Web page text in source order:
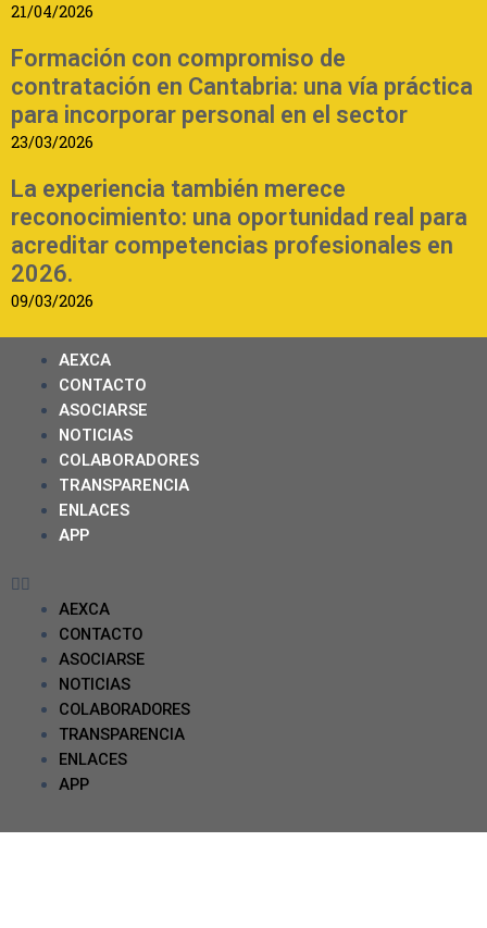
21/04/2026
Formación con compromiso de
contratación en Cantabria: una vía práctica
para incorporar personal en el sector
23/03/2026
La experiencia también merece
reconocimiento: una oportunidad real para
acreditar competencias profesionales en
2026.
09/03/2026
AEXCA
CONTACTO
ASOCIARSE
NOTICIAS
COLABORADORES
TRANSPARENCIA
ENLACES
APP
AEXCA
CONTACTO
ASOCIARSE
NOTICIAS
COLABORADORES
TRANSPARENCIA
ENLACES
APP